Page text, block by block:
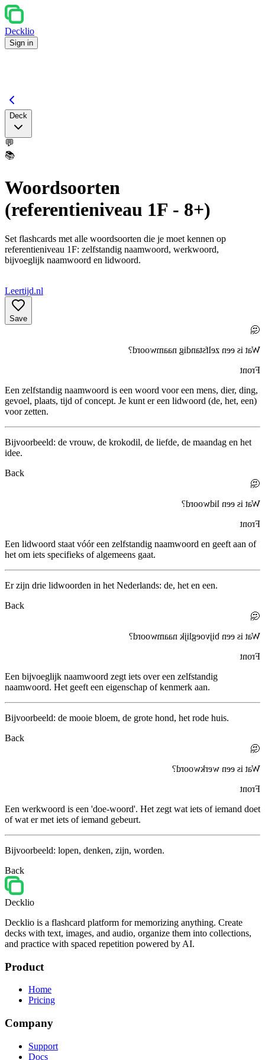
Decklio
Sign in
Deck
💬
📚
Woordsoorten
(referentieniveau 1F - 8+)
Set flashcards met alle woordsoorten die je moet kennen op
referentieniveau 1F: zelfstandig naamwoord, werkwoord,
bijvoeglijk naamwoord en lidwoord.
Leertijd.nl
Save
🤔
Wat is een
zelfstandig naamwoord
?
Front
Een zelfstandig naamwoord is een woord voor een mens, dier, ding,
gevoel, plaats, tijd of concept. Je kunt er een lidwoord (de, het, een)
voor zetten.
Bijvoorbeeld: de vrouw, de krokodil, de liefde, de maandag en het
idee.
Back
🤔
Wat is een
lidwoord
?
Front
Een lidwoord staat vóór een zelfstandig naamwoord en geeft aan of
het om iets specifieks of algemeens gaat.
Er zijn drie lidwoorden in het Nederlands: de, het en een.
Back
🤔
Wat is een
bijvoeglijk naamwoord
?
Front
Een bijvoeglijk naamwoord zegt iets over een zelfstandig
naamwoord. Het geeft een eigenschap of kenmerk aan.
Bijvoorbeeld: de mooie bloem, de grote hond, het rode huis.
Back
🤔
Wat is een
werkwoord
?
Front
Een werkwoord is een 'doe-woord'. Het zegt wat iets of iemand doet
of wat er met iets of iemand gebeurt.
Bijvoorbeeld: lopen, denken, zijn, worden.
Back
Decklio
Decklio is a flashcard platform for memorizing anything. Create
decks with text, images, and audio, organize them into collections,
and practice with spaced repetition powered by AI.
Product
Home
Pricing
Company
Support
Docs